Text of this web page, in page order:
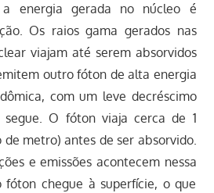
a energia gerada no núcleo é
Os raios gama gerados nas
viajam até serem absorvidos
outro fóton de alta energia
com um leve decréscimo
O fóton viaja cerca de 1
de metro) antes de ser absorvido.
e emissões acontecem nessa
chegue à superfície, o que